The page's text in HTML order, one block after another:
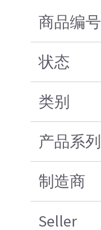
商品编号
状态
类别
产品系列
制造商
Seller